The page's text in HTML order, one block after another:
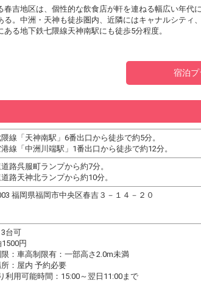
春吉地区は、個性的な飲食店が軒を連ねる幅広い年
る。中洲・天神も徒歩圏内、近隣にはキャナルシテ
ある地下鉄七隈線天神南駅にも徒歩5分程度。
宿泊プ
線「天神南駅」6番出口から徒歩で約5分。
線「中洲川端駅」1番出口から徒歩で約12分。
路呉服町ランプから約7分。
路天神北ランプから約10分。
福岡県福岡市中央区春吉３－１４－２０
台可
円
：車高制限有：一部高さ2.0m未満
：屋内 予約必要
利用可能時間：15:00～翌日11:00まで